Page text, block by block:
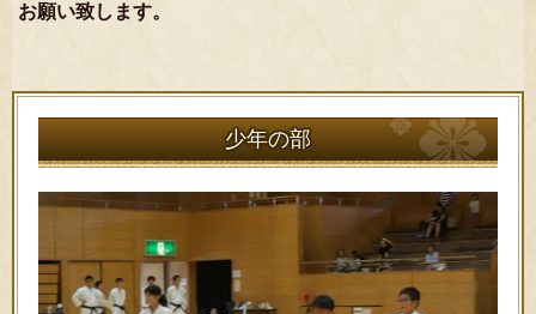
お願い致します。
少年の部